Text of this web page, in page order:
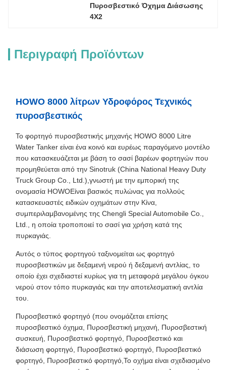
Πυροσβεστικό Όχημα Διάσωσης
4X2
Περιγραφή Προϊόντων
HOWO 8000 λίτρων Υδροφόρος Τεχνικός
πυροσβεστικός
Το φορτηγό πυροσβεστικής μηχανής HOWO 8000 Litre
Water Tanker είναι ένα κοινό και ευρέως παραγόμενο μοντέλο
που κατασκευάζεται με βάση το σασί βαρέων φορτηγών που
προμηθεύεται από την Sinotruk (China National Heavy Duty
Truck Group Co., Ltd.),γνωστή με την εμπορική της
ονομασία HOWOΕίναι βασικός πυλώνας για πολλούς
κατασκευαστές ειδικών οχημάτων στην Κίνα,
συμπεριλαμβανομένης της Chengli Special Automobile Co.,
Ltd., η οποία τροποποιεί το σασί για χρήση κατά της
πυρκαγιάς.
Αυτός ο τύπος φορτηγού ταξινομείται ως φορτηγό
πυροσβεστικών με δεξαμενή νερού ή δεξαμενή αντλίας, το
οποίο έχει σχεδιαστεί κυρίως για τη μεταφορά μεγάλου όγκου
νερού στον τόπο πυρκαγιάς και την αποτελεσματική αντλία
του.
Πυροσβεστικό φορτηγό (που ονομάζεται επίσης
πυροσβεστικό όχημα, Πυροσβεστική μηχανή, Πυροσβεστική
συσκευή, Πυροσβεστικό φορτηγό, Πυροσβεστικό και
διάσωση φορτηγό, Πυροσβεστικό φορτηγό, Πυροσβεστικό
φορτηγό, Πυροσβεστικό φορτηγό,Το οχήμα είναι σχεδιασμένο